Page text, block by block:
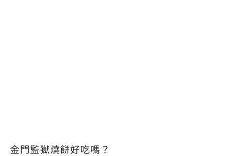
金門監獄燒餅好吃嗎？